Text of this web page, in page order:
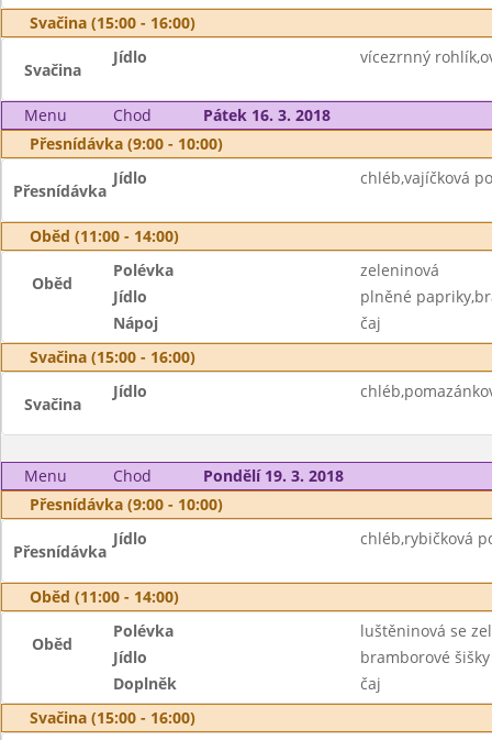
Svačina (15:00 - 16:00)
Svačina
Jídlo vícezrnný
Menu Chod
Pátek 16. 3. 2018
Přesnídávka (9:00 - 10:00)
Přesnídávka
Jídlo chléb,vajíčková
Oběd (11:00 - 14:00)
Oběd
Polévka
zeleninová
Jídlo
plněné
Nápoj
čaj
Svačina (15:00 - 16:00)
Svačina
Jídlo
Menu Chod
Pondělí 19. 3. 2018
Přesnídávka (9:00 - 10:00)
Přesnídávka
Jídlo chléb,rybičková
Oběd (11:00 - 14:00)
Oběd
Polévka
luštěninová se
Jídlo
bramborové
Doplněk
čaj
Svačina (15:00 - 16:00)